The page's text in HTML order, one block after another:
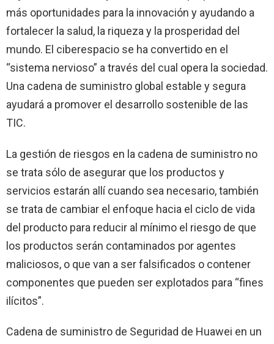
más oportunidades para la innovación y ayudando a
fortalecer la salud, la riqueza y la prosperidad del
mundo. El ciberespacio se ha convertido en el
“sistema nervioso” a través del cual opera la sociedad.
Una cadena de suministro global estable y segura
ayudará a promover el desarrollo sostenible de las
TIC.
La gestión de riesgos en la cadena de suministro no
se trata sólo de asegurar que los productos y
servicios estarán allí cuando sea necesario, también
se trata de cambiar el enfoque hacia el ciclo de vida
del producto para reducir al mínimo el riesgo de que
los productos serán contaminados por agentes
maliciosos, o que van a ser falsificados o contener
componentes que pueden ser explotados para “fines
ilícitos”.
Cadena de suministro de Seguridad de Huawei en un